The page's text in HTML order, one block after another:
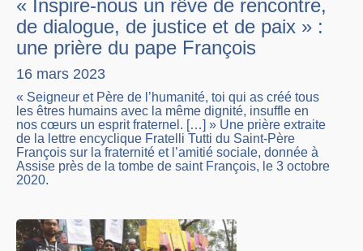
« Inspire-nous un rêve de rencontre,
de dialogue, de justice et de paix » :
une prière du pape François
16 mars 2023
« Seigneur et Père de l’humanité, toi qui as créé tous
les êtres humains avec la même dignité, insuffle en
nos cœurs un esprit fraternel. […] » Une prière extraite
de la lettre encyclique Fratelli Tutti du Saint-Père
François sur la fraternité et l’amitié sociale, donnée à
Assise près de la tombe de saint François, le 3 octobre
2020.